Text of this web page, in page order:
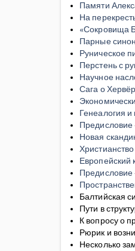
Памяти
На
«Сокровища
Парные
Руническое
Перстень с
Научное
Сага о
Генеалогия
Предисловие
Новая
Европейский
Предисловие
Балтийская
Пути в
К вопросу о
Рюрик и
Несколько